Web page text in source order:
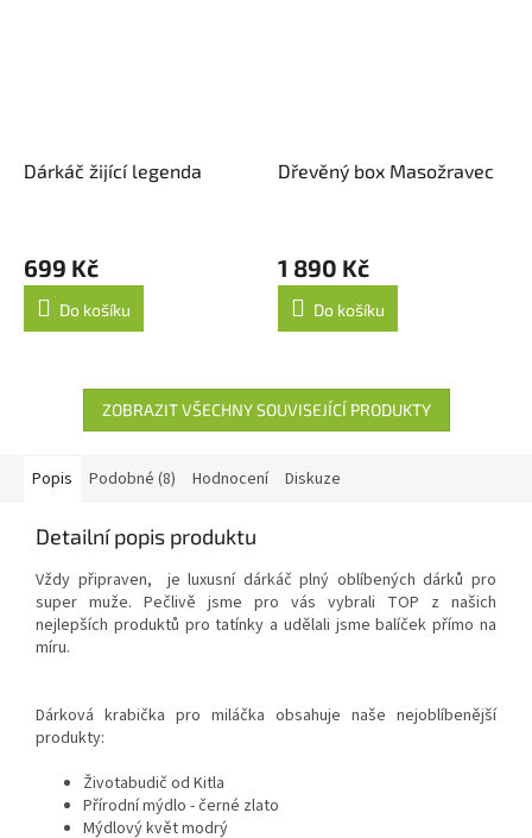
Dárkáč žijící legenda
699 Kč
Do košíku
Dřevěný box Masožravec
1 890 Kč
Do košíku
ZOBRAZIT VŠECHNY SOUVISEJÍCÍ PRODUKTY
Popis Podobné (8) Hodnocení Diskuze
Detailní popis produktu
Vždy připraven, je luxusní dárkáč plný oblíbených dárků pro
super muže. Pečlivě jsme pro vás vybrali TOP z našich
nejlepších produktů pro tatínky a udělali jsme balíček přímo na
míru.
Dárková krabička pro miláčka obsahuje naše nejoblíbenější
produkty:
Životabudič od Kitla
Přírodní mýdlo - černé zlato
Mýdlový květ modrý